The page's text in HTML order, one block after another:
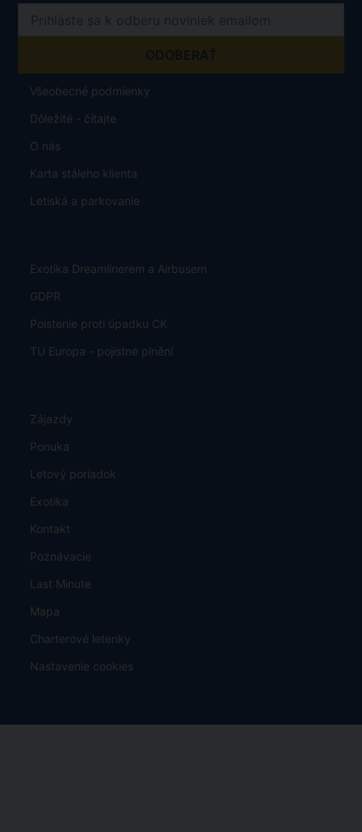
Všeobecné podmienky
Dôležité - čítajte
O nás
Karta stáleho klienta
Letiská a parkovanie
Exotika Dreamlinerem a Airbusem
GDPR
Poistenie proti úpadku CK
TU Europa - pojistné plnění
Zájazdy
Ponuka
Letový poriadok
Exotika
Kontakt
Poznávacie
Last Minute
Mapa
Charterové letenky
Nastavenie cookies